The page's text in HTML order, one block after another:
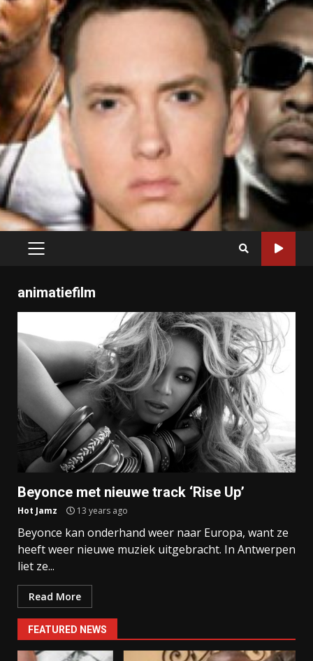
PRIMARY
animatiefilm
Beyonce met nieuwe track ‘Rise Up’
Hot Jamz 13 years ago
Beyonce kan onderhand weer naar Europa, want ze
heeft weer nieuwe muziek uitgebracht. In Antwerpen
liet ze...
Read More
FEATURED NEWS